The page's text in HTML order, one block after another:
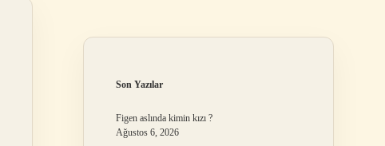
Son Yazılar
Figen aslında kimin kızı ?
Ağustos 6, 2026